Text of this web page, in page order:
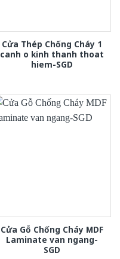
Cửa Thép Chống Cháy 1
canh o kinh thanh thoat
hiem-SGD
Cửa Gỗ Chống Cháy MDF
Laminate van ngang-
SGD